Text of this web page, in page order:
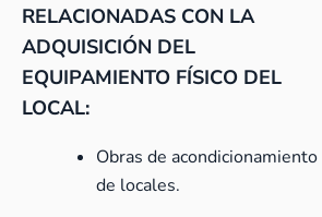
RELACIONADAS CON LA
ADQUISICIÓN DEL
EQUIPAMIENTO FÍSICO DEL
LOCAL:
Obras de acondicionamiento
de locales.